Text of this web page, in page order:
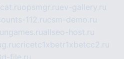
opsmgr.ruev-gallery.ru
112.rucsm-demo.ru
allseo-host.ru
cricetc1xbetr1xbetcc2.ru
file.ru